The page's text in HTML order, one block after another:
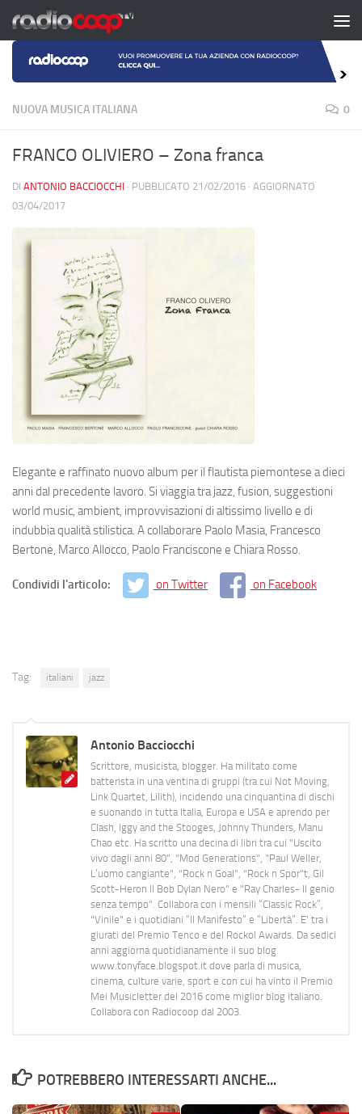
Salta al contenuto
NUOVA MUSICA ITALIANA 0
FRANCO OLIVIERO – Zona franca
DI ANTONIO BACCIOCCHI · PUBBLICATO 21/02/2016 · AGGIORNATO
03/04/2017
Elegante e raffinato nuovo album per il flautista piemontese a dieci
anni dal precedente lavoro. Si viaggia tra jazz, fusion, suggestioni
world music, ambient, improvvisazioni di altissimo livello e di
indubbia qualità stilistica. A collaborare Paolo Masia, Francesco
Bertone, Marco Allocco, Paolo Franciscone e Chiara Rosso.
Condividi l'articolo: on Twitter on Facebook
Tag: italiani jazz
Antonio Bacciocchi
Scrittore, musicista, blogger. Ha militato come
batterista in una ventina di gruppi (tra cui Not Moving,
Link Quartet, Lilith), incidendo una cinquantina di dischi
e suonando in tutta Italia, Europa e USA e aprendo per
Clash, Iggy and the Stooges, Johnny Thunders, Manu
Chao etc. Ha scritto una decina di libri tra cui "Uscito
vivo dagli anni 80", "Mod Generations", "Paul Weller,
L’uomo cangiante", "Rock n Goal", "Rock n Spor"t, Gil
Scott-Heron Il Bob Dylan Nero" e "Ray Charles- Il genio
senza tempo". Collabora con i mensili “Classic Rock”,
"Vinile" e i quotidiani “Il Manifesto” e “Libertà”. E' tra i
giurati del Premio Tenco e del Rockol Awards. Da sedici
anni aggiorna quotidianamente il suo blog
www.tonyface.blogspot.it dove parla di musica,
cinema, culture varie, sport e con cui ha vinto il Premio
Mei Musicletter del 2016 come miglior blog italiano.
Collabora con Radiocoop dal 2003.
POTREBBERO INTERESSARTI ANCHE...